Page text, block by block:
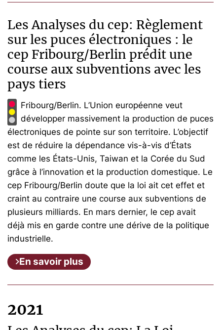
Les Analyses du cep: Règlement
sur les puces électroniques : le
cep Fribourg/Berlin prédit une
course aux subventions avec les
pays tiers
Fribourg/Berlin. L’Union européenne veut
développer massivement la production de puces
électroniques de pointe sur son territoire. L’objectif
est de réduire la dépendance vis-à-vis d’États
comme les États-Unis, Taiwan et la Corée du Sud
grâce à l’innovation et la production domestique. Le
cep Fribourg/Berlin doute que la loi ait cet effet et
craint au contraire une course aux subventions de
plusieurs milliards. En mars dernier, le cep avait
déjà mis en garde contre une dérive de la politique
industrielle.
En savoir plus
2021